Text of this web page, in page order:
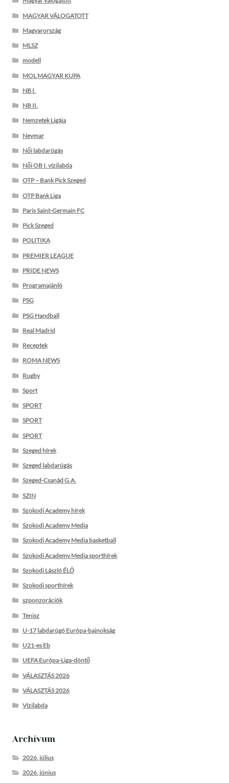
MAGYAR VÁLOGATOTT
Magyarország
MLSZ
modell
MOL MAGYAR KUPA
NB I.
NB II.
Nemzetek Ligája
Neymar
Női labdarúgás
Női OB I. vízilabda
OTP – Bank Pick Szeged
OTP Bank Liga
Paris Saint-Germain FC
Pick Szeged
POLITIKA
PREMIER LEAGUE
PRIDE NEWS
Programajánló
PSG
PSG Handball
Real Madrid
Receptek
ROMA NEWS
Rugby
Sport
SPORT
SPORT
SPORT
Szeged hírek
Szeged labdarúgás
Szeged-Csanád G.A.
SZIN
Szokodi Academy hírek
Szokodi Academy Media
Szokodi Academy Media basketball
Szokodi Academy Media sporthírek
Szokodi László ÉLŐ
Szokodi sporthírek
szponzorációk
Tenisz
U-17 labdarúgó Európa-bajnokság
U21-es Eb
UEFA Európa-Liga-döntő
VÁLASZTÁS 2026
VÁLASZTÁS 2026
Vízilabda
Archívum
2026. július
2026. június